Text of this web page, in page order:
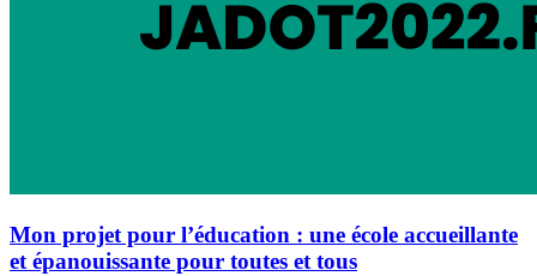
Mon projet pour l’éducation : une école accueillante
et épanouissante pour toutes et tous